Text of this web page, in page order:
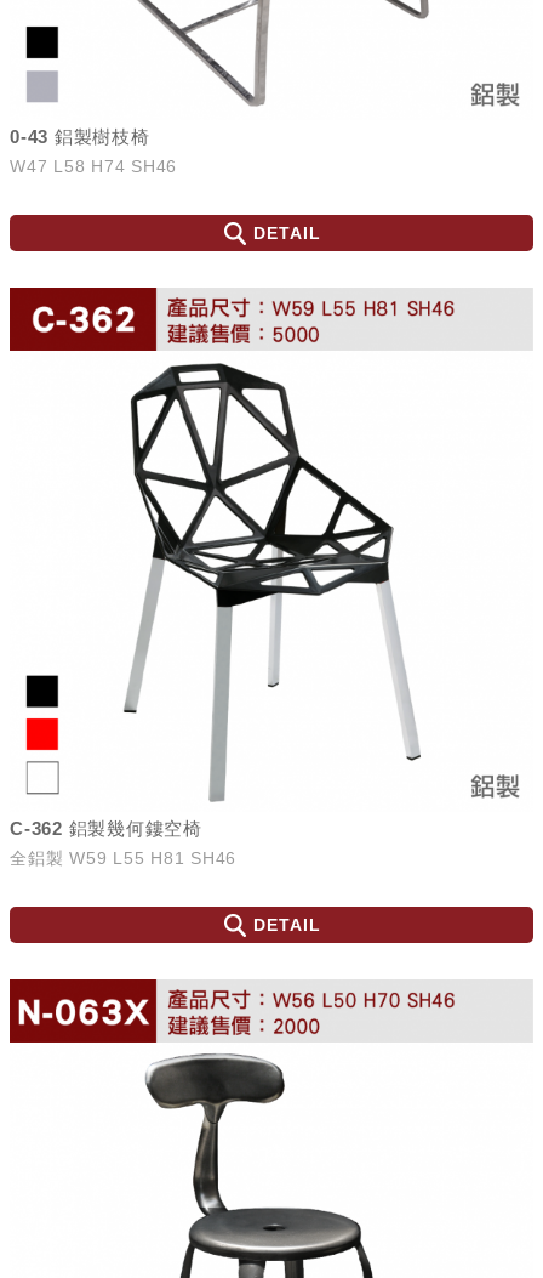
0-43 鋁製樹枝椅
W47 L58 H74 SH46
DETAIL
C-362 鋁製幾何鏤空椅
全鋁製 W59 L55 H81 SH46
DETAIL